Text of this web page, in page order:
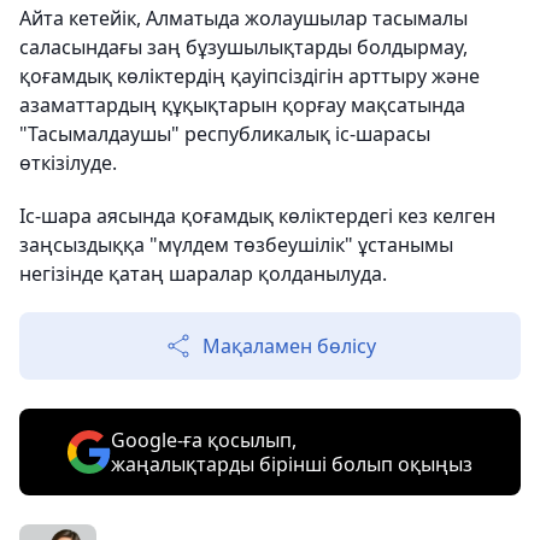
Айта кетейік, Алматыда жолаушылар тасымалы
саласындағы заң бұзушылықтарды болдырмау,
қоғамдық көліктердің қауіпсіздігін арттыру және
азаматтардың құқықтарын қорғау мақсатында
"Тасымалдаушы" республикалық іс-шарасы
өткізілуде.
Іс-шара аясында қоғамдық көліктердегі кез келген
заңсыздыққа "мүлдем төзбеушілік" ұстанымы
негізінде қатаң шаралар қолданылуда.
Мақаламен бөлісу
Google-ға қосылып,
жаңалықтарды бірінші болып оқыңыз